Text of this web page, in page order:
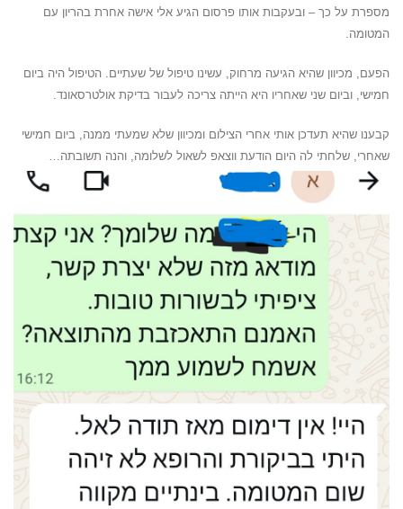
מספרת על כך – ובעקבות אותו פרסום הגיע אלי אישה אחרת בהריון עם
המטומה.
הפעם, מכיוון שהיא הגיעה מרחוק, עשינו טיפול של שעתיים. הטיפול היה ביום
חמישי, וביום שני שאחריו היא הייתה צריכה לעבור בדיקת אולטרסאונד.
קבענו שהיא תעדכן אותי אחרי הצילום ומכיוון שלא שמעתי ממנה, ביום חמישי
שאחרי, שלחתי לה היום הודעת ווצאפ לשאול לשלומה, והנה תשובתה…